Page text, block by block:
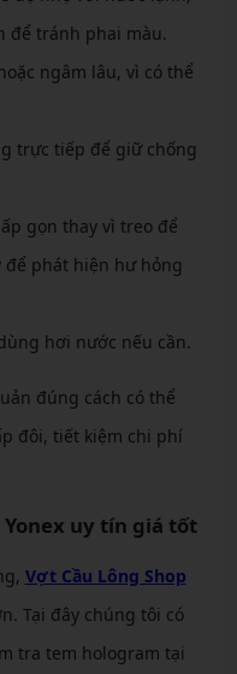
để tránh phai màu.
ngâm lâu, vì có thể
trực tiếp để giữ chống
gọn thay vì treo để
phát hiện hư hỏng
hơi nước nếu cần.
đúng cách có thể
đôi, tiết kiệm chi phí
uy tín giá tốt
Vợt Cầu Lông Shop
Tại đây chúng tôi có
tra tem hologram tại